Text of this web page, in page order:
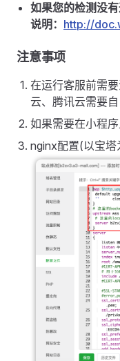
如果您的检测没
说明： http://
注意事项
在运行客服前需
云、腾讯云需要自
如果需要在小程
nginx配置(以宝塔